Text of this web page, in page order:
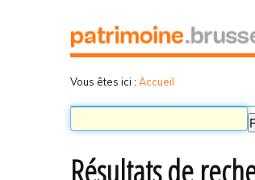
Vous êtes ici : Accueil
Résultats de